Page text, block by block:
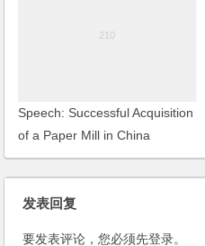
Speech: Successful Acquisition
of a Paper Mill in China
发表回复
要发表评论，您必须先登录。